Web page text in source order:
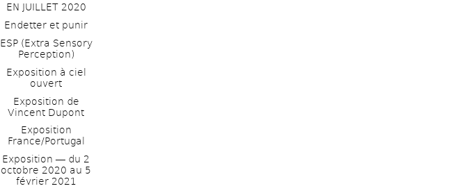
EN JUILLET 2020
Endetter et punir
ESP (Extra Sensory
Perception)
Exposition à ciel
ouvert
Exposition de
Vincent Dupont
Exposition
France/Portugal
Exposition ― du 2
octobre 2020 au 5
février 2021